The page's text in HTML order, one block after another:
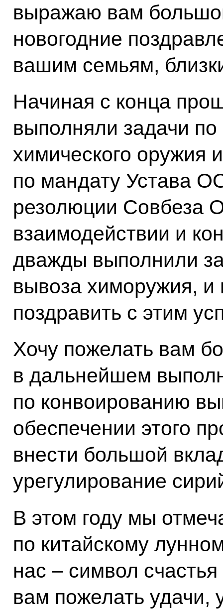
выражаю вам
новогодние
вашим семьям,
Начиная с конца
выполняли задачи
химического оружия
по мандату Устава
резолюции Совбеза
взаимодействии и
дважды выполнили
вывоза химоружия, и
поздравить с этим
Хочу пожелать вам
в дальнейшем
по конвоированию
обеспечении этого
внести большой
урегулирование
В этом году мы
по китайскому
нас – символ
вам пожелать удачи,